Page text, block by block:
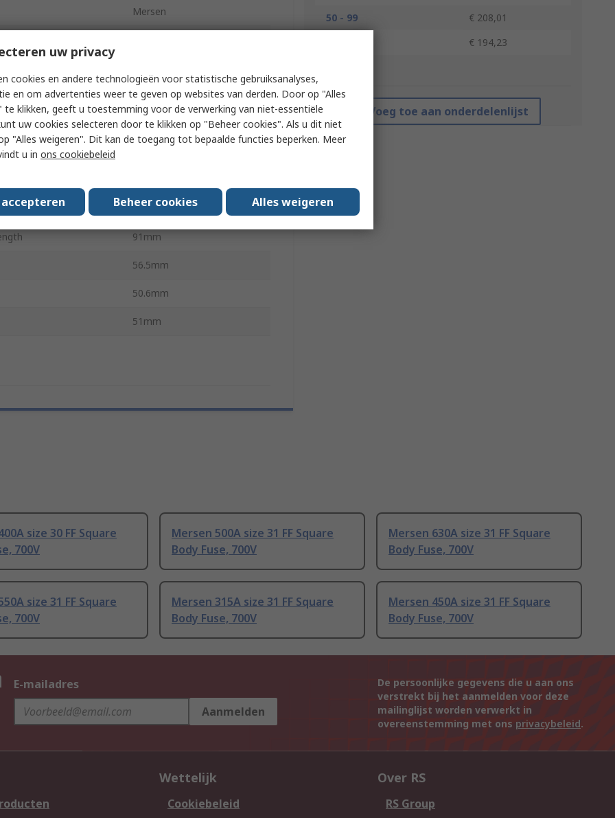
50 - 99
€ 208,01
€ 194,23
Voeg toe aan onderdelenlijst
Mersen
31
400A
Capacity Yes
91mm
56.5mm
50.6mm
51mm
size 30 FF Square
700V
Mersen 500A size 31 FF Square
Body Fuse, 700V
Mersen 630A size 31 FF Square
Body Fuse, 700V
size 31 FF Square
700V
Mersen 315A size 31 FF Square
Body Fuse, 700V
Mersen 450A size 31 FF Square
Body Fuse, 700V
E-mailadres
Aanmelden
De persoonlijke gegevens die u aan ons
verstrekt bij het aanmelden voor deze
mailinglijst worden verwerkt in
overeenstemming met ons privacybeleid.
Wettelijk
Cookiebeleid
Over RS
RS Group
uw privacy
cookies en andere technologieën voor statistische gebruiksanalyses,
en om advertenties weer te geven op websites van derden. Door op "Alles
te klikken, geeft u toestemming voor de verwerking van niet-essentiële
uw cookies selecteren door te klikken op "Beheer cookies". Als u dit niet
"Alles weigeren". Dit kan de toegang tot bepaalde functies beperken. Meer
u in ons cookiebeleid
Beheer cookies Alles weigeren